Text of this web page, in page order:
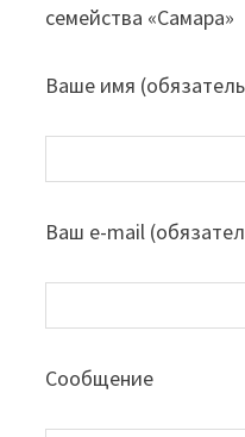
семейства «Самара»
Ваше имя
Ваш e-mail
Сообщение